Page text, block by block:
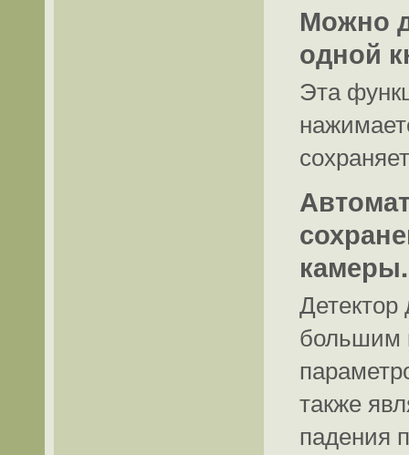
Можно
одной
Эта
камеры.
большим
также
падения